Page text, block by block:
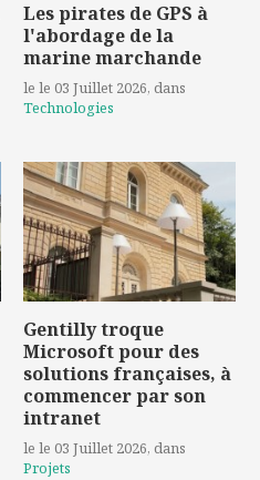
Les pirates de GPS à
l'abordage de la
marine marchande
le le 03 Juillet 2026, dans
Technologies
Gentilly troque
Microsoft pour des
solutions françaises, à
commencer par son
intranet
le le 03 Juillet 2026, dans
Projets